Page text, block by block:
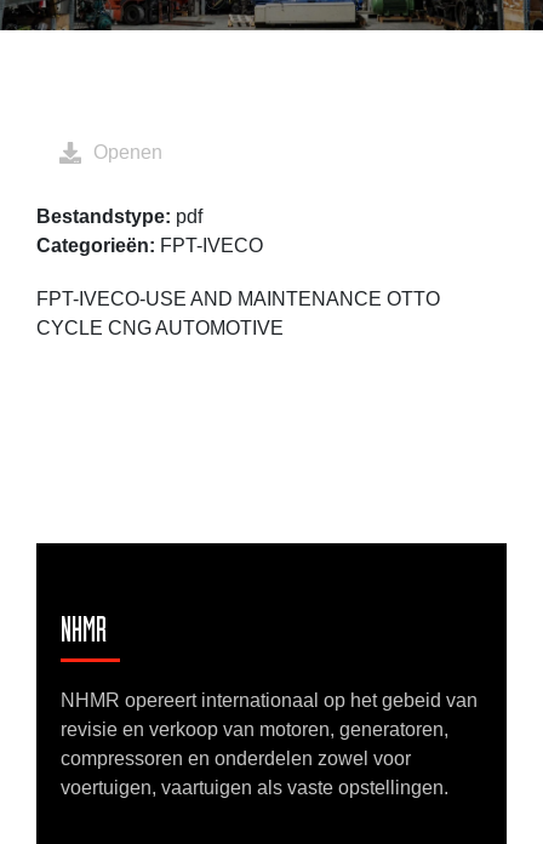
FPT-IVECO-USE AND MAINTENANCE OTTO
CYCLE CNG AUTOMOTIVE
Openen
Bestandstype: pdf
Categorieën: FPT-IVECO
NHMR
NHMR opereert internationaal op het gebeid van
revisie en verkoop van motoren, generatoren,
compressoren en onderdelen zowel voor
voertuigen, vaartuigen als vaste opstellingen.